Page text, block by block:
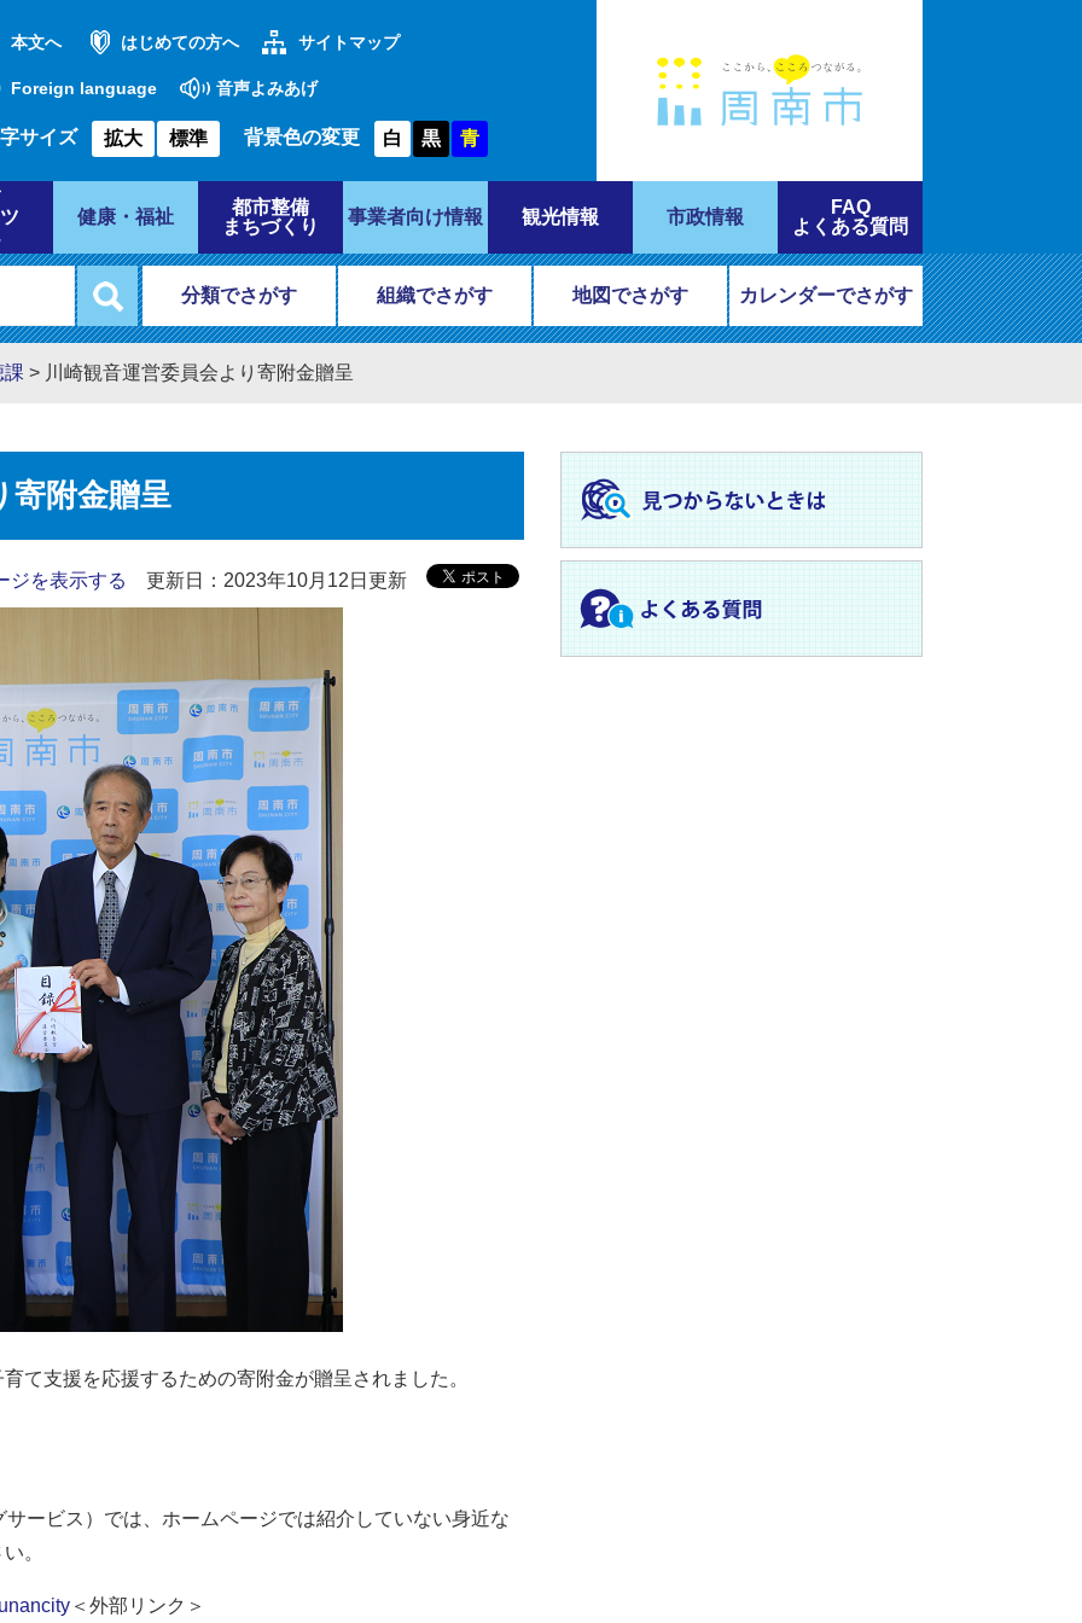
本文へ はじめての方へ サイトマップ
Foreign language 音声よみあげ
サイズ 拡大 標準 背景色の変更 白 黒 青
健康・福祉
都市整備
まちづくり
事業者向け情報 観光情報 市政情報
FAQ
よくある質問
分類でさがす 組織でさがす 地図でさがす カレンダーでさがす
課 > 川崎観音運営委員会より寄附金贈呈
寄附金贈呈
ジを表示する 更新日：2023年10月12日更新
て支援を応援するための寄附金が贈呈されました。
ービス）では、ホームページでは紹介していない身近な
。
＜外部リンク＞